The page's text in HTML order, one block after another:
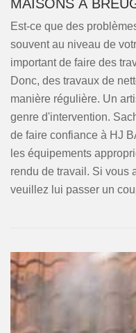
MAISONS À
Est-ce que des
souvent au niveau de
important de faire des
Donc, des travaux de
manière régulière. Un
genre d'intervention.
de faire confiance à HJ
les équipements
rendu de travail. Si vous
veuillez lui passer un